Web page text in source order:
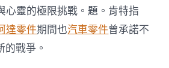
心靈的極限挑戰。題。肯特指
達零件期間也汽車零件曾承諾不
的戰爭。